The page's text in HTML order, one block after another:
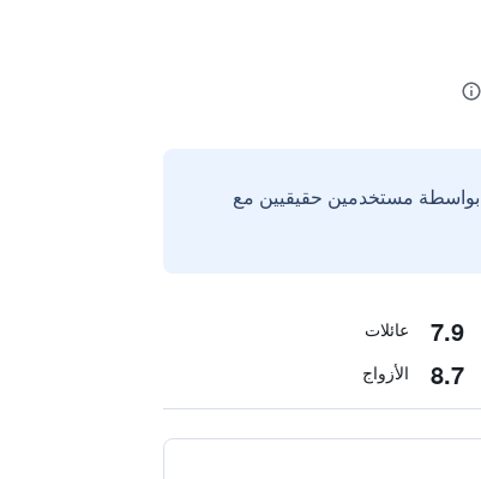
بواسطة مستخدمين حقيقيين مع
7.9 عائلات
8.7 الأزواج